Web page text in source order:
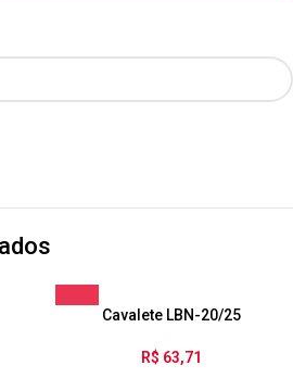
Cavalete LBN-20/25
R$ 63,71